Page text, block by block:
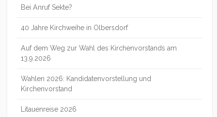
Bei Anruf Sekte?
40 Jahre Kirchweihe in Olbersdorf
Auf dem Weg zur Wahl des Kirchenvorstands am
13.9.2026
Wahlen 2026: Kandidatenvorstellung und
Kirchenvorstand
Litauenreise 2026